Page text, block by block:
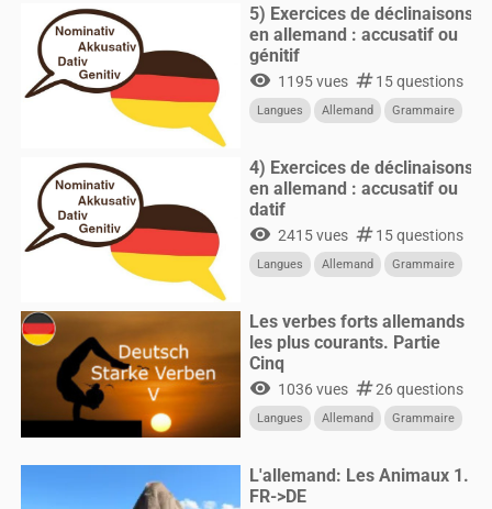
5) Exercices de déclinaisons
en allemand : accusatif ou
génitif
visibility 1195 vues numbers15 questions
Langues Allemand Grammaire
4) Exercices de déclinaisons
en allemand : accusatif ou
datif
visibility 2415 vues numbers15 questions
Langues Allemand Grammaire
Les verbes forts allemands
les plus courants. Partie
Cinq
visibility 1036 vues numbers26 questions
Langues Allemand Grammaire
L'allemand: Les Animaux 1.
FR->DE